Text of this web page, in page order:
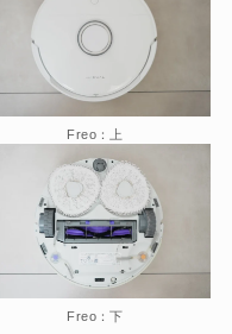
Freo：上
Freo：下